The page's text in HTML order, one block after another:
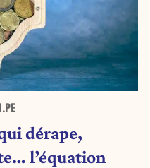
dérape,
l’équation